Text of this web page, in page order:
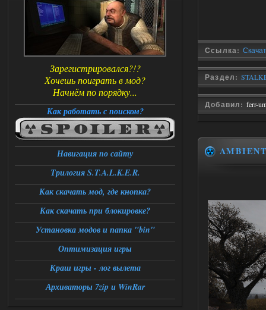
Ссылка:
Раздел:
Добавил: ferr-
Зарегистрировался?!?
Хочешь поиграть в мод?
Начнём по порядку...
Как работать с поиском?
Навигация по сайту
Трилогия S.T.A.L.K.E.R.
Как скачать мод, где кнопка?
Как скачать при блокировке?
Установка модов и папка "bin"
Оптимизация игры
Краш игры - лог вылета
Архиваторы 7zip и WinRar